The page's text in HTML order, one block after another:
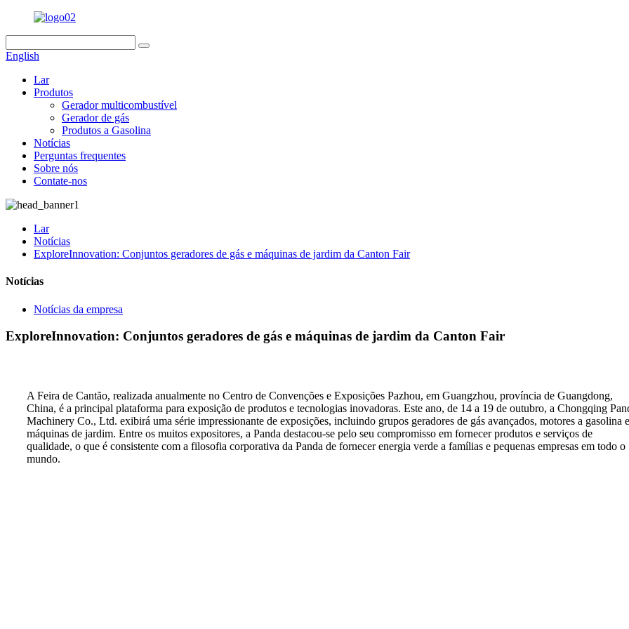
English
Lar
Produtos
Gerador multicombustível
Gerador de gás
Produtos a Gasolina
Notícias
Perguntas frequentes
Sobre nós
Contate-nos
Lar
Notícias
ExploreInnovation: Conjuntos geradores de gás e máquinas de jardim da Canton Fair
Notícias
Notícias da empresa
ExploreInnovation: Conjuntos geradores de gás e máquinas de jardim da Canton Fair
A Feira de Cantão, realizada anualmente no Centro de Convenções e Exposições Pazhou, em Guangzhou, província de Guangdong,
China, é a principal plataforma para exposição de produtos e tecnologias inovadoras. Este ano, de 14 a 19 de outubro, a Chongqing
Machinery Co., Ltd. exibirá uma série impressionante de exposições, incluindo grupos geradores de gás avançados, motores a gasolina e
máquinas de jardim. Entre os muitos expositores, a Panda destacou-se pelo seu compromisso em fornecer produtos e serviços de
qualidade, o que é consistente com a filosofia corporativa da Panda de fornecer energia verde a famílias e pequenas empresas em todo o
mundo.